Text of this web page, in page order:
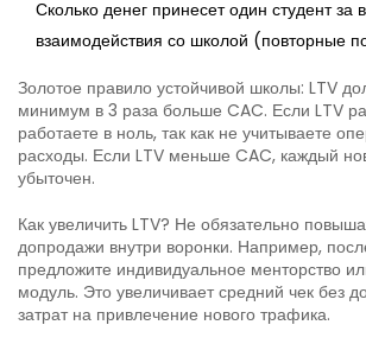
Сколько денег принесет один студент за
взаимодействия со школой (повторные
Золотое правило устойчивой школы: LTV
минимум в 3 раза больше CAC. Если LTV
работаете в ноль, так как не учитываете
расходы. Если LTV меньше CAC, каждый
убыточен.
Как увеличить LTV? Не обязательно
допродажи внутри воронки. Например,
предложите индивидуальное менторство
модуль. Это увеличивает средний чек без
затрат на привлечение нового трафика.